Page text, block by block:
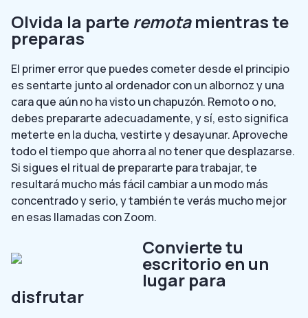
Olvida la parteremotamientras te
preparas
El primer error que puedes cometer desde el principio
es sentarte junto al ordenador con un albornoz y una
cara que aún no ha visto un chapuzón. Remoto o no,
debes prepararte adecuadamente, y sí, esto significa
meterte en la ducha, vestirte y desayunar. Aproveche
todo el tiempo que ahorra al no tener que desplazarse.
Si sigues el ritual de prepararte para trabajar, te
resultará mucho más fácil cambiar a un modo más
concentrado y serio, y también te verás mucho mejor
en esas llamadas con Zoom.
Convierte tu
escritorio en un
lugar para
disfrutar